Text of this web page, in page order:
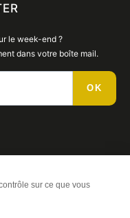
sur ce que vous
le week-end ?
dans votre boîte mail.
OK
mes cookies -Politique